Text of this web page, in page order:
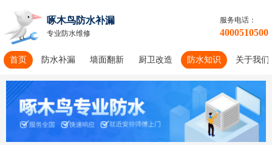
啄木鸟防水补漏
专业防水维修
服务电话：
4000510500
首页 防水补漏 墙面翻新 厨卫改造 防水知识 关于我们